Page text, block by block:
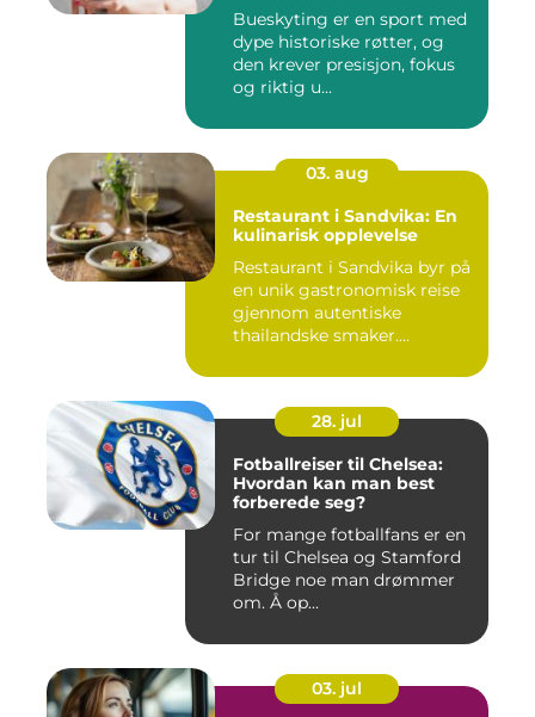
Bueskyting er en sport med
dype historiske røtter, og
den krever presisjon, fokus
og riktig u...
03. aug
Restaurant i Sandvika: En
kulinarisk opplevelse
Restaurant i Sandvika byr på
en unik gastronomisk reise
gjennom autentiske
thailandske smaker....
28. jul
Fotballreiser til Chelsea:
Hvordan kan man best
forberede seg?
For mange fotballfans er en
tur til Chelsea og Stamford
Bridge noe man drømmer
om. Å op...
03. jul